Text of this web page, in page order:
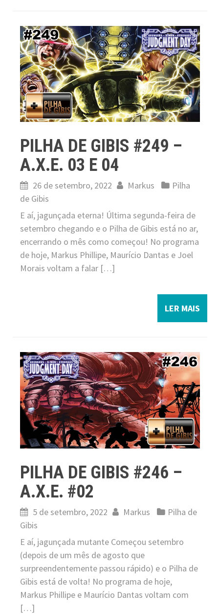
PILHA DE GIBIS #249 –
A.X.E. 03 E 04
26 de setembro, 2022 Markus
Pilha
de Gibis
E aí, jagunçada eterna! Última segunda-feira de
setembro chegando e o Pilha de Gibis está no ar,
encerrando o mês como começou! No programa
de hoje, Markus Phillipe, Maurício Dantas e Joel
Morais voltam a falar […]
LER MAIS
PILHA DE GIBIS #246 –
A.X.E. #02
5 de setembro, 2022 Markus
Pilha de
Gibis
E aí, jagunçada mutante Começou setembro
(depois de um mês de agosto que
surpreendentemente passou rápido) e o Pilha de
Gibis está de volta! No programa de hoje,
Markus Phillipe e Maurício Dantas voltam com
[…]